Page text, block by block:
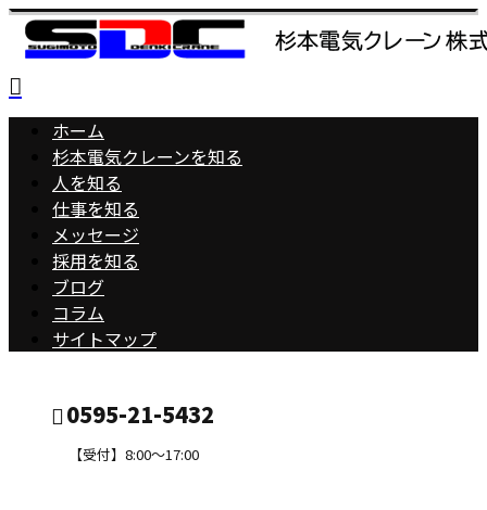
ホーム
杉本電気クレーンを知る
人を知る
仕事を知る
メッセージ
採用を知る
ブログ
コラム
サイトマップ
0595-21-5432
【受付】8:00～17:00